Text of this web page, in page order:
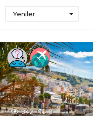
Yeniler
842 0